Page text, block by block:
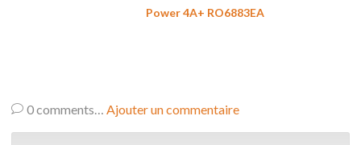
Power 4A+ RO6883EA
0comments… Ajouter un commentaire